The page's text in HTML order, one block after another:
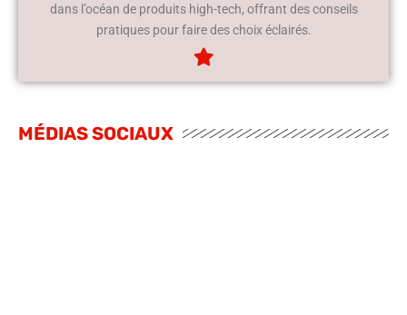
dans l’océan de produits high-tech, offrant des conseils
pratiques pour faire des choix éclairés.
MÉDIAS SOCIAUX